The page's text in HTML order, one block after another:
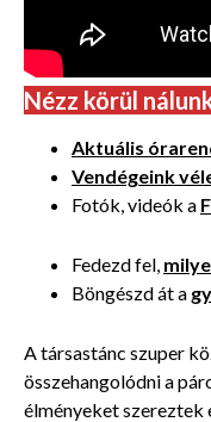
Nézz körül
Aktuális
Vendégeink
Fotók, videók a
Fedezd fel,
Böngészd át a
A társastánc szuper
összehangolódni a
élményeket szereztek